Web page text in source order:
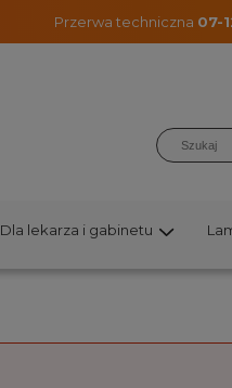
Przerwa techniczna 07-
Dla lekarza i gabinetu